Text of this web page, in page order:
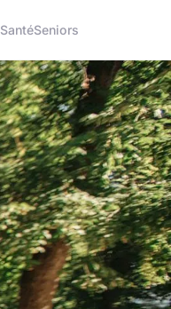
SantéSeniors